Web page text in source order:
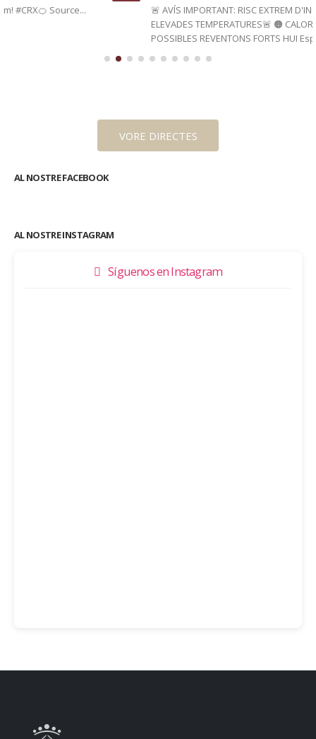
🚨 AVÍS IMPORTANT: RISC EXTREM D'INCENDIS I PER
ELEVADES TEMPERATURES🚨 🟠 CALOR SUFOCANT I
POSSIBLES REVENTONS FORTS HUI Esperem pas de...